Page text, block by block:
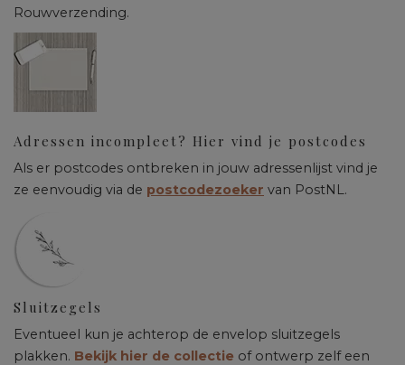
Rouwverzending.
Adressen incompleet? Hier vind je postcodes
Als er postcodes ontbreken in jouw adressenlijst vind je
ze eenvoudig via de postcodezoeker van PostNL.
Sluitzegels
Eventueel kun je achterop de envelop sluitzegels
plakken. Bekijk hier de collectie of ontwerp zelf een